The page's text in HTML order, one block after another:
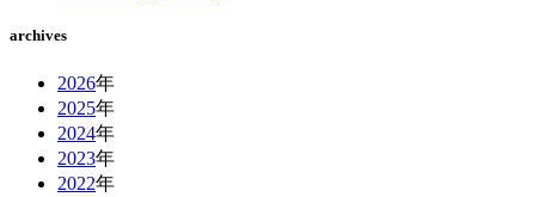
archives
2026年
2025年
2024年
2023年
2022年